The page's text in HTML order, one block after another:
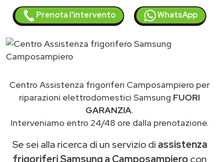
Prenota l'intervento WhatsApp
Centro Assistenza frigoriferi Camposampiero per
riparazioni elettrodomestici Samsung FUORI
GARANZIA.
Interveniamo entro 24/48 ore dalla prenotazione.
Se sei alla ricerca di un servizio di assistenza
frigoriferi Samsung a Camposampiero con